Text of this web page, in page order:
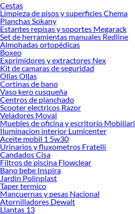
Cestas
Limpieza de pisos y superficies Chema
Planchas Sokany
Estantes repisas y soportes Megarack
Set de herramientas manuales Redline
Almohadas ortopédicas
Boxeo
Exprimidores y extractores Nex
Kit de camaras de seguridad
Ollas Ollas
Cortinas de bano
Vaso kero cusqueña
Centros de planchado
Scooter electricos Razor
Veladores Moval
Muebles de oficina y escritorio Mobiliari
Iluminacion interior Lumicenter
Aceite mobil 1 5w30
Urinarios y fluxometros Fratelli
Candados Cisa
Filtros de piscina Flowclear
Bano bebe Inspira
Jardin Polinplast
Taper termico
Mancuernas y pesas Nacional
Atornilladores Dewalt
Llantas 13